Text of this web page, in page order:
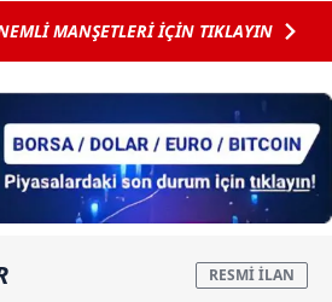
MANŞETLERİ İÇİN TIKLAYIN